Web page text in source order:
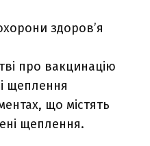
здоров’я
про вакцинацію
щеплення
що містять
щеплення.